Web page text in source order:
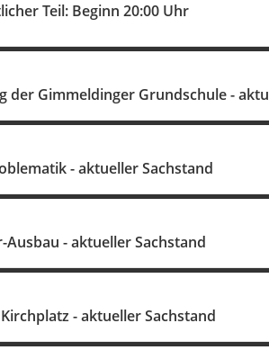
Teil: Beginn 20:00 Uhr
der Gimmeldinger Grundschule -
- aktueller Sachstand
Ausbau - aktueller Sachstand
- aktueller Sachstand